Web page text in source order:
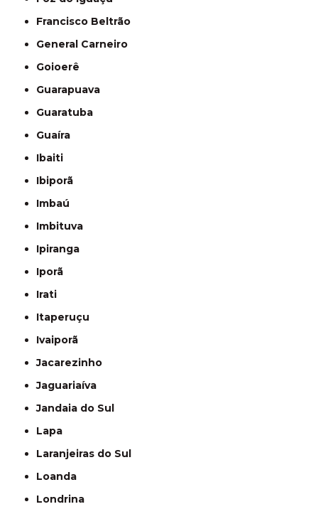
Francisco Beltrão
General Carneiro
Goioerê
Guarapuava
Guaratuba
Guaíra
Ibaiti
Ibiporã
Imbaú
Imbituva
Ipiranga
Iporã
Irati
Itaperuçu
Ivaiporã
Jacarezinho
Jaguariaíva
Jandaia do Sul
Lapa
Laranjeiras do Sul
Loanda
Londrina